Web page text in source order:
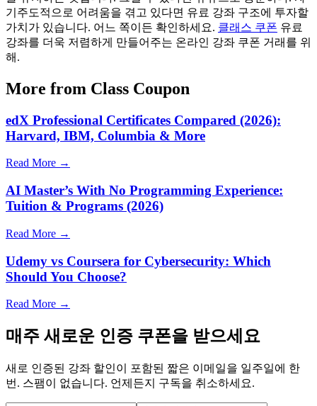
기주도적으로 어려움을 겪고 있다면 유료 강좌 구조에 투자할
가치가 있습니다. 어느 쪽이든 확인하세요. 클래스 쿠폰 유료
강좌를 더욱 저렴하게 만들어주는 온라인 강좌 쿠폰 거래를 위
해.
More from Class Coupon
edX Professional Certificates Compared (2026):
Harvard, IBM, Columbia & More
Read More →
AI Master’s With No Programming Experience:
Tuition & Programs (2026)
Read More →
Udemy vs Coursera for Cybersecurity: Which
Should You Choose?
Read More →
매주 새로운 인증 쿠폰을 받으세요
새로 인증된 강좌 할인이 포함된 짧은 이메일을 일주일에 한
번. 스팸이 없습니다. 언제든지 구독을 취소하세요.